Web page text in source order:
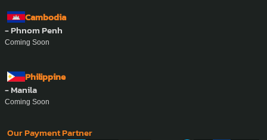
Cambodia
- Phnom Penh
Coming Soon
Philippine
- Manila
Coming Soon
Our Payment Partner